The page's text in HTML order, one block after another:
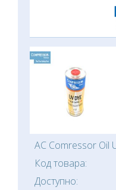
AC Comressor Oil
Код товара:
Доступно: